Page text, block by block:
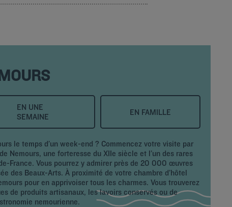
EN UNE
SEMAINE
EN FAMILLE
le temps d’un week-end ? Commencez votre visite par
Nemours, une forteresse du XIIe siècle et l’un des rares
France. Vous pourrez y admirer près de 20 000 œuvres
des Beaux-Arts. À proximité de votre chambre d’hôtel
pour en apprivoiser tous les charmes. Vous trouverez
de produits artisanaux, les lavoirs conservés ou de
nemourienne.